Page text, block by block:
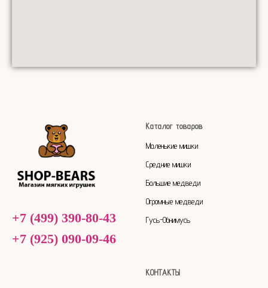
+7 (499) 390-80-43
+7 (925) 090-09-46
Каталог товаров
Маленькие мишки
Средние мишки
Большие медведи
Огромные медведи
Гусь-Обнимусь
КОНТАКТЫ